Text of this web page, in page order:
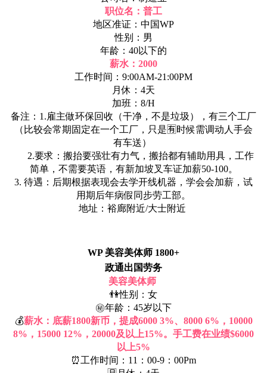
职位名：普工
地区准证：中国WP
性别：男
年龄：40以下的
薪水：2000
工作时间：9:00AM-21:00PM
月休：4天
加班：8/H
备注：1.雇主做环保回收（干净，不是垃圾），有三个工厂
（比较会常期固定在一个工厂，只是🈶时候需调动人手会
有车送）
2.要求：搬抬要强壮有力气，搬抬都有辅助用具，工作
简单，不需要英语，有新加坡叉车证加薪50-100。
3. 待遇：后期根据表现会去学开线机器，学会会加薪，试
用期后年病假同步劳工部。
地址：裕廊附近/大士附近
WP 美容美体师 1800+
政通出国劳务
美容美体师
👫性别：女
㊙年龄：45岁以下
💰薪水：底薪1800新币，提成6000 3%、8000 6%，10000
8%，15000 12%，20000及以上15%。手工费在业绩$6000
以上5%
⏰工作时间：11：00-9：00Pm